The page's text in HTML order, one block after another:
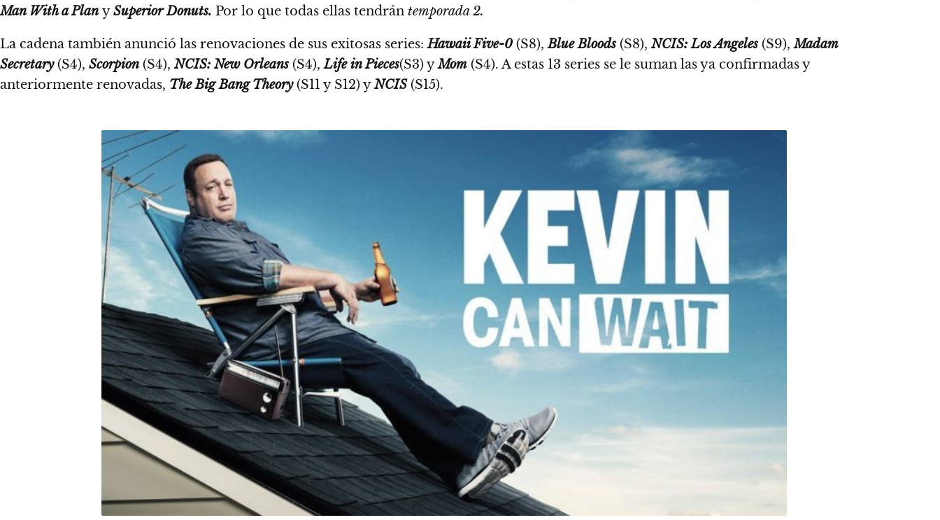
Man With a PlanySuperior Donuts. Por lo que todas ellas tendrán temporada 2.
La cadena también anunció las renovaciones de sus exitosas series:Hawaii Five-0 (S8),Blue Bloods (S8),NCIS: Los Angeles (S9),Madam
Secretary(S4), Scorpion(S4),NCIS: New Orleans (S4),Life in Pieces(S3) yMom (S4). A estas 13 series se le suman las ya confirmadas y
anteriormente renovadas, The Big Bang Theory(S11 y S12) yNCIS(S15).